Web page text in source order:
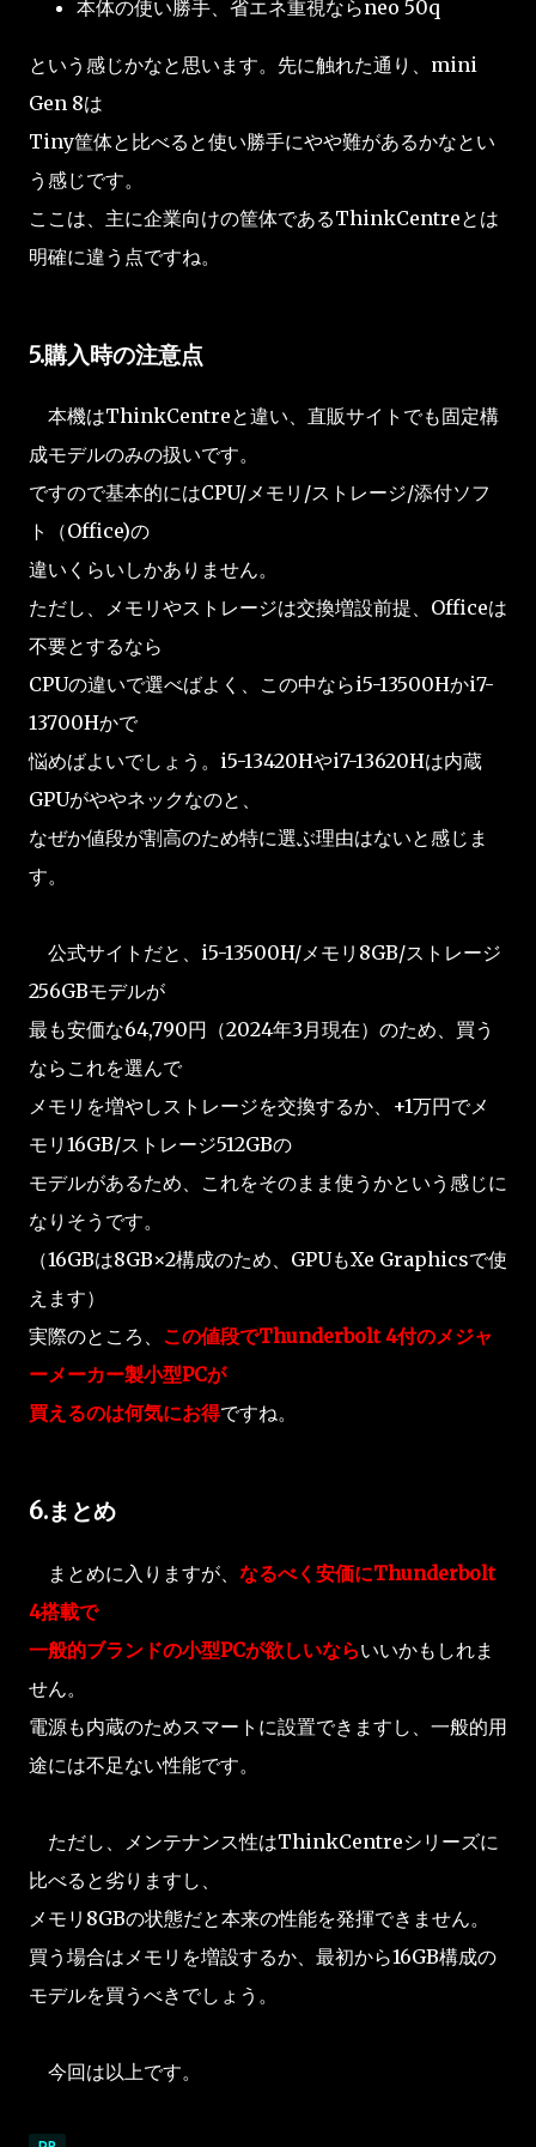
本体の使い勝手、省エネ重視ならneo 50q
という感じかなと思います。先に触れた通り、mini
Gen 8は
Tiny筐体と比べると使い勝手にやや難があるかなとい
う感じです。
ここは、主に企業向けの筐体であるThinkCentreとは
明確に違う点ですね。
5.購入時の注意点
本機はThinkCentreと違い、直販サイトでも固定構
成モデルのみの扱いです。
ですので基本的にはCPU/メモリ/ストレージ/添付ソフ
ト（Office)の
違いくらいしかありません。
ただし、メモリやストレージは交換増設前提、Officeは
不要とするなら
CPUの違いで選べばよく、この中ならi5-13500Hかi7-
13700Hかで
悩めばよいでしょう。i5-13420Hやi7-13620Hは内蔵
GPUがややネックなのと、
なぜか値段が割高のため特に選ぶ理由はないと感じま
す。
公式サイトだと、i5-13500H/メモリ8GB/ストレージ
256GBモデルが
最も安価な64,790円（2024年3月現在）のため、買う
ならこれを選んで
メモリを増やしストレージを交換するか、+1万円でメ
モリ16GB/ストレージ512GBの
モデルがあるため、これをそのまま使うかという感じに
なりそうです。
（16GBは8GB×2構成のため、GPUもXe Graphicsで使
えます）
実際のところ、 この値段でThunderbolt 4付のメジャ
ーメーカー製小型PCが
買えるのは何気にお得ですね。
6.まとめ
まとめに入りますが、 なるべく安価にThunderbolt
4搭載で
一般的ブランドの小型PCが欲しいならいいかもしれま
せん。
電源も内蔵のためスマートに設置できますし、一般的用
途には不足ない性能です。
ただし、メンテナンス性はThinkCentreシリーズに
比べると劣りますし、
メモリ8GBの状態だと本来の性能を発揮できません。
買う場合はメモリを増設するか、最初から16GB構成の
モデルを買うべきでしょう。
今回は以上です。